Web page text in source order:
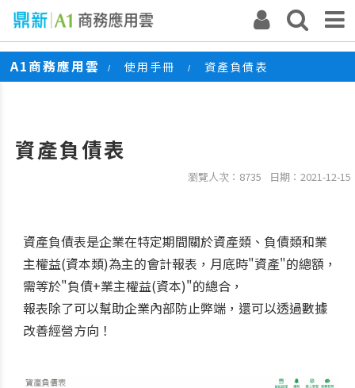
A1商務應用雲 / 使用手冊 / 資產負債表
資產負債表
瀏覽人次：8735 日期：2021-12-15
資產負債表是企業在特定期間關於資產類、負債類和業
主權益(資本類)為主的會計報表，月底時"資產"的總額，
需等於"負債+業主權益(資本)"的總合，
報表除了可以幫助企業內部防止弊端，還可以透過數據
改善經營方向！